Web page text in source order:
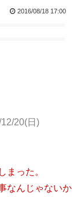
2016/08/18 17:00
20(日)
まった。
なんじゃないか